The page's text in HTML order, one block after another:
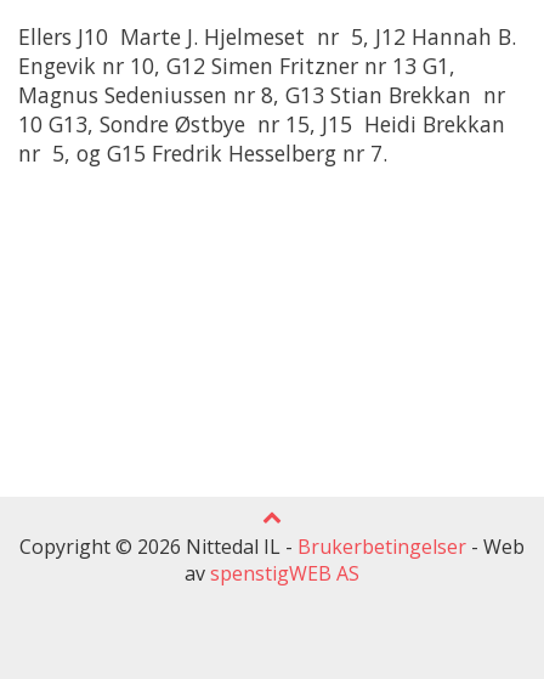
Ellers J10 Marte J. Hjelmeset nr 5, J12 Hannah B.
Engevik nr 10, G12 Simen Fritzner nr 13 G1,
Magnus Sedeniussen nr 8, G13 Stian Brekkan nr
10 G13, Sondre Østbye nr 15, J15 Heidi Brekkan
nr 5, og G15 Fredrik Hesselberg nr 7.
Copyright © 2026 Nittedal IL - Brukerbetingelser - Web
avspenstigWEB AS